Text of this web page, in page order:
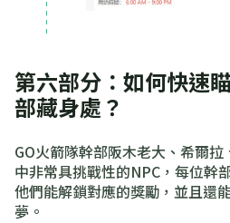
第六部分：如何快速
部藏身處？
GO火箭隊幹部阪木老大、希爾
中非常具挑戰性的NPC，每位幹
他們能解鎖對應的獎勵，並且還
夢。